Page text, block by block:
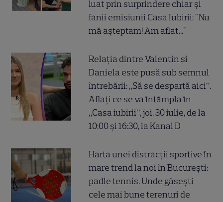
luat prin surprindere chiar și
fanii emisiunii Casa Iubirii: "Nu
mă așteptam! Am aflat..."
Relația dintre Valentin și
Daniela este pusă sub semnul
întrebării: „Să se despartă aici”.
Aflați ce se va întâmpla în
„Casa iubirii”, joi, 30 iulie, de la
10:00 și 16:30, la Kanal D
Harta unei distracții sportive în
mare trend la noi în București:
padle tennis. Unde găsești
cele mai bune terenuri de